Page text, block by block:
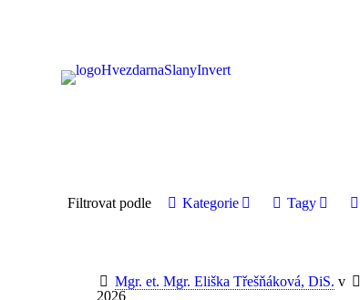
Filtrovat podle Kategorie Tagy
Mgr. et. Mgr. Eliška Třešňáková, DiS. v
2026